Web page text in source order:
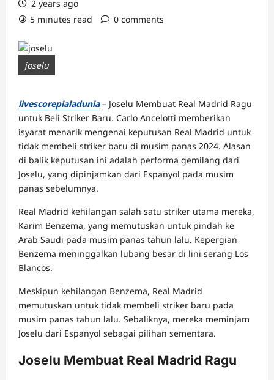
2 years ago
5 minutes read
0 comments
joselu
livescorepialadunia– Joselu Membuat Real Madrid Ragu
untuk Beli Striker Baru. Carlo Ancelotti memberikan
isyarat menarik mengenai keputusan Real Madrid untuk
tidak membeli striker baru di musim panas 2024. Alasan
di balik keputusan ini adalah performa gemilang dari
Joselu, yang dipinjamkan dari Espanyol pada musim
panas sebelumnya.
Real Madrid kehilangan salah satu striker utama mereka,
Karim Benzema, yang memutuskan untuk pindah ke
Arab Saudi pada musim panas tahun lalu. Kepergian
Benzema meninggalkan lubang besar di lini serang Los
Blancos.
Meskipun kehilangan Benzema, Real Madrid
memutuskan untuk tidak membeli striker baru pada
musim panas tahun lalu. Sebaliknya, mereka meminjam
Joselu dari Espanyol sebagai pilihan sementara.
Joselu Membuat Real Madrid Ragu